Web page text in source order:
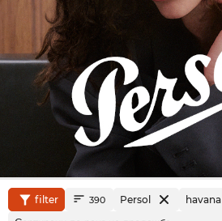
filter 390 Persol havana